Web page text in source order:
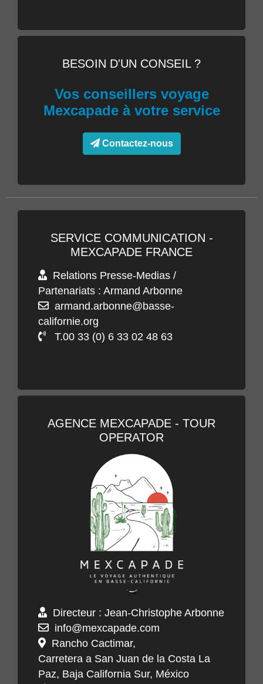
BESOIN D'UN CONSEIL ?
Vos conseillers voyage
Mexcapade à votre service
Contactez-nous
SERVICE COMMUNICATION -
MEXCAPADE FRANCE
Relations Presse-Medias /
Partenariats : Armand Arbonne
armand.arbonne@basse-
californie.org
T.00 33 (0) 6 33 02 48 63
AGENCE MEXCAPADE - TOUR
OPERATOR
Directeur : Jean-Christophe Arbonne
info@mexcapade.com
Rancho Cactimar,
Carretera a San Juan de la Costa La
Paz, Baja California Sur, México